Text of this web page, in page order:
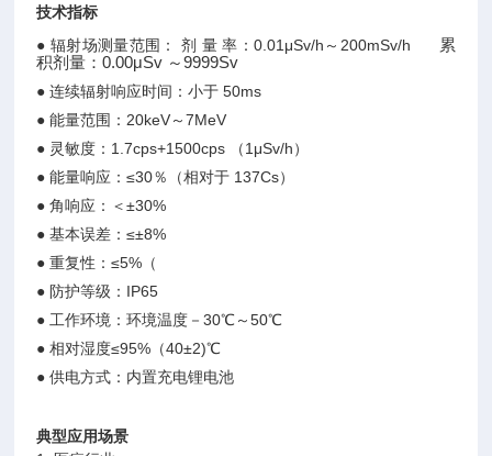
技术指标
● 辐射场测量范围： 剂 量 率：0.01μSv/h～200mSv/h
累
积剂量：0.00μSv ～9999Sv
● 连续辐射响应时间：小于 50ms
● 能量范围：20keV～7MeV
● 灵敏度：1.7cps+1500cps （1μSv/h）
● 能量响应：≤30％（相对于 137Cs）
● 角响应：＜±30%
● 基本误差：≤±8%
● 重复性：≤5%（
● 防护等级：IP65
● 工作环境：环境温度－30℃～50℃
● 相对湿度≤95%（40±2)℃
● 供电方式：内置充电锂电池
典型应用场景